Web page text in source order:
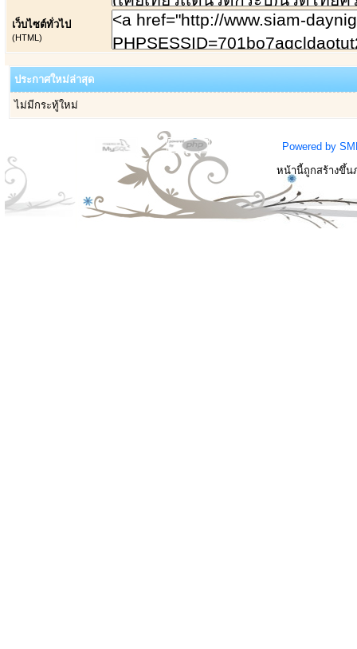
เว็บไซต์ทั่วไป
(HTML)
ประกาศใหม่ล่าสุด
ไม่มีกระทู้ใหม่
Powered by
หน้านี้ถูกสร้างขึ้น